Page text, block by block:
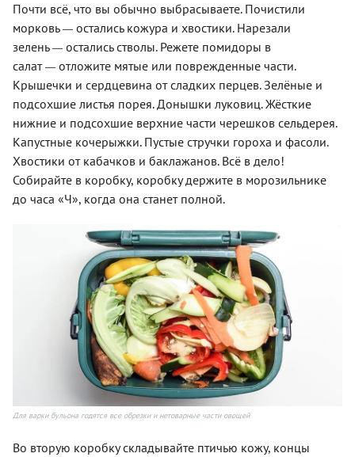
Почти всё, что вы обычно выбрасываете. Почистили
морковь — остались кожура и хвостики. Нарезали
зелень — остались стволы. Режете помидоры в
салат — отложите мятые или поврежденные части.
Крышечки и сердцевина от сладких перцев. Зелёные и
подсохшие листья порея. Донышки луковиц. Жёсткие
нижние и подсохшие верхние части черешков сельдерея.
Капустные кочерыжки. Пустые стручки гороха и фасоли.
Хвостики от кабачков и баклажанов. Всё в дело!
Собирайте в коробку, коробку держите в морозильнике
до часа «Ч», когда она станет полной.
Для варки бульона годятся все обрезки и нетоварные части овощей
Во вторую коробку складывайте птичью кожу, концы